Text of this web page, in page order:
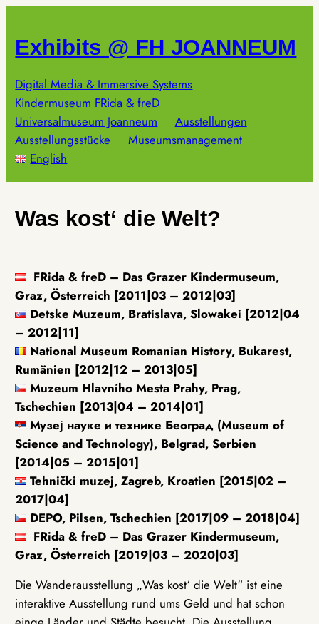
springen
Exhibits @ FH JOANNEUM
Digital Media & Immersive Systems
Kindermuseum FRida & freD
Universalmuseum Joanneum
Ausstellungen
Ausstellungsstücke
Museumsmanagement
English
Was kost‘ die Welt?
FRida & freD – Das Grazer Kindermuseum,
Graz, Österreich [2011|03 – 2012|03]
Detske Muzeum, Bratislava, Slowakei [2012|04
– 2012|11]
National Museum Romanian History, Bukarest,
Rumänien [2012|12 – 2013|05]
Muzeum Hlavního Mesta Prahy, Prag,
Tschechien [2013|04 – 2014|01]
Музеј науке и технике Београд (Museum of
Science and Technology), Belgrad, Serbien
[2014|05 – 2015|01]
Tehnički muzej, Zagreb, Kroatien [2015|02 –
2017|04]
DEPO, Pilsen, Tschechien [2017|09 – 2018|04]
FRida & freD – Das Grazer Kindermuseum,
Graz, Österreich [2019|03 – 2020|03]
Die Wanderausstellung „Was kost‘ die Welt“ ist eine
interaktive Ausstellung rund ums Geld und hat schon